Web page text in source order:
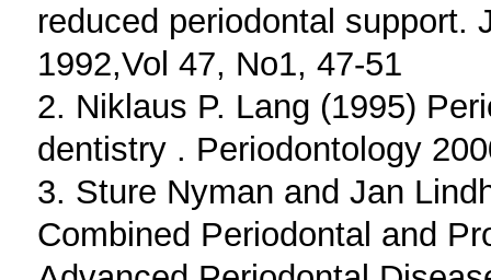
reduced periodontal support.
1992,Vol 47, No1, 47-51
2. Niklaus P. Lang (1995)
dentistry . Periodontology
3. Sture Nyman and Jan
Combined Periodontal and